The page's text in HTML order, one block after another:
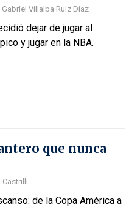
Villalba Ruiz Díaz
dejar de jugar al
y jugar en la NBA.
que nunca
Castrilli
de la Copa América a